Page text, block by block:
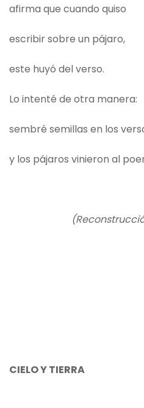
afirma que cuando quiso
escribir sobre un pájaro,
este huyó del verso.
Lo intenté de otra manera:
sembré semillas en los
y los pájaros vinieron al
CIELO Y TIERRA